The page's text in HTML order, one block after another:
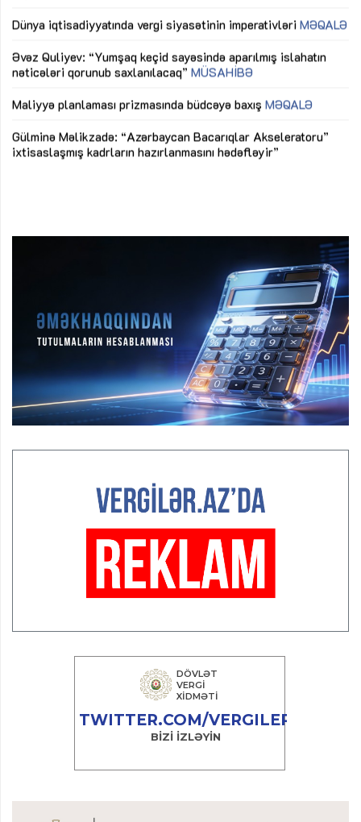
Dünya iqtisadiyyatında vergi siyasətinin imperativləri MƏQALƏ
Əvəz Quliyev: “Yumşaq keçid sayəsində aparılmış islahatın
nəticələri qorunub saxlanılacaq” MÜSAHİBƏ
Maliyyə planlaması prizmasında büdcəyə baxış MƏQALƏ
Gülminə Məlikzadə: “Azərbaycan Bacarıqlar Akseleratoru”
ixtisaslaşmış kadrların hazırlanmasını hədəfləyir”